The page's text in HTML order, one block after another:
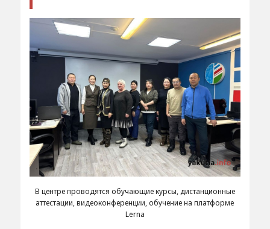
В центре проводятся обучающие курсы, дистанционные
аттестации, видеоконференции, обучение на платформе
Lerna